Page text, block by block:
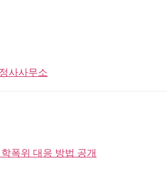
폭위 대응 방법 공개